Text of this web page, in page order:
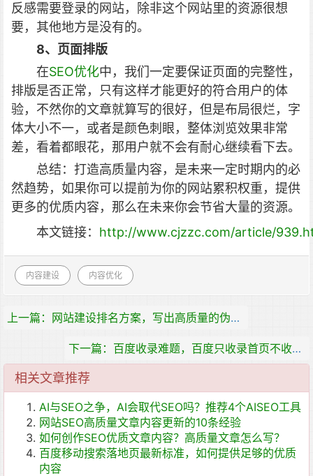
反感需要登录的网站，除非这个网站里的资源很想
要，其他地方是没有的。
8、页面排版
在SEO优化中，我们一定要保证页面的完整性，
排版是否正常，只有这样才能更好的符合用户的体
验，不然你的文章就算写的很好，但是布局很烂，字
体大小不一，或者是颜色刺眼，整体浏览效果非常
差，看着都眼花，那用户就不会有耐心继续看下去。
总结：打造高质量内容，是未来一定时期内的必
然趋势，如果你可以提前为你的网站累积权重，提供
更多的优质内容，那么在未来你会节省大量的资源。
本文链接： http://www.cjzzc.com/article/
内容建设 内容优化
上一篇：网站建设排名方案，写出高质量的伪原创文章
下一篇：百度收录难题，百度只收录首页不收录内页
相关文章推荐
AI与SEO之争，AI会取代SEO吗？推荐4个AISEO工具
网站SEO高质量文章内容更新的10条经验
如何创作SEO优质文章内容？高质量文章怎么写？
百度移动搜索落地页最新标准，如何提供足够的优质
内容